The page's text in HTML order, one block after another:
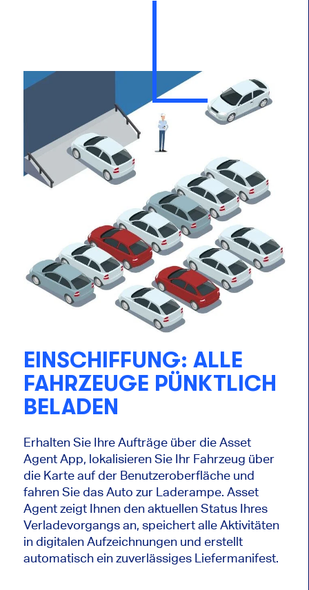
EINSCHIFFUNG: ALLE
FAHRZEUGE PÜNKTLICH
BELADEN
Erhalten Sie Ihre Aufträge über die Asset
Agent App, lokalisieren Sie Ihr Fahrzeug über
die Karte auf der Benutzeroberfläche und
fahren Sie das Auto zur Laderampe. Asset
Agent zeigt Ihnen den aktuellen Status Ihres
Verladevorgangs an, speichert alle Aktivitäten
in digitalen Aufzeichnungen und erstellt
automatisch ein zuverlässiges Liefermanifest.